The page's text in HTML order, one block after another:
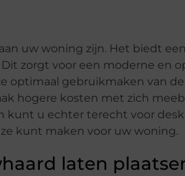
uw woning zijn. Het biedt
zorgt voor een moderne en
optimaal gebruikmaken van
hogere kosten met zich
kunt u echter terecht voor
kunt maken voor uw woning.
laten